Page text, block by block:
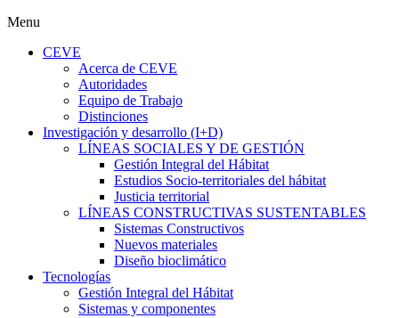
Menu
CEVE
Acerca de CEVE
Autoridades
Equipo de Trabajo
Distinciones
Investigación y desarrollo (I+D)
LÍNEAS SOCIALES Y DE GESTIÓN
Gestión Integral del Hábitat
Estudios Socio-territoriales del hábitat
Justicia territorial
LÍNEAS CONSTRUCTIVAS SUSTENTABLES
Sistemas Constructivos
Nuevos materiales
Diseño bioclimático
Tecnologías
Gestión Integral del Hábitat
Sistemas y componentes